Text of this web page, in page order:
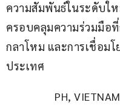
ความสัมพันธ์ในระดับใ
ครอบคลุมความร่วมมือที่
กลาโหม และการเชื่อม
ประเทศ
PH,